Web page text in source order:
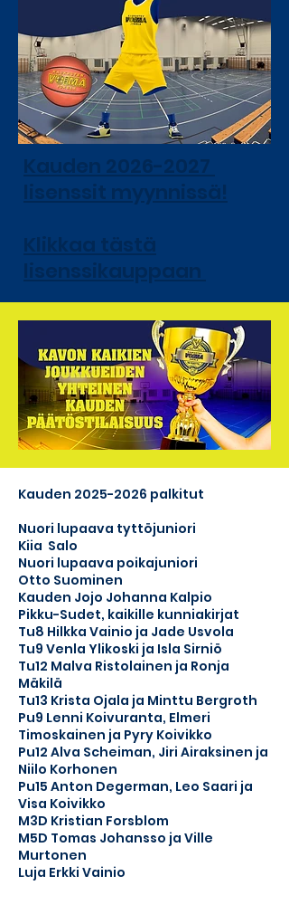
Kauden 2026-2027
lisenssit myynnissä!
Klikkaa tästä
lisenssikauppaan
Kauden 2025-2026 palkitut
Nuori lupaava tyttöjuniori
Kiia Salo
Nuori lupaava poikajuniori
Otto Suominen
Kauden Jojo Johanna Kalpio
Pikku-Sudet, kaikille kunniakirjat
Tu8 Hilkka Vainio ja Jade Usvola
Tu9 Venla Ylikoski ja Isla Sirniö
Tu12 Malva Ristolainen ja Ronja
Mäkilä
Tu13 Krista Ojala ja Minttu Bergroth
Pu9 Lenni Koivuranta, Elmeri
Timoskainen ja Pyry Koivikko
Pu12 Alva Scheiman, Jiri Airaksinen ja
Niilo Korhonen
Pu15 Anton Degerman, Leo Saari ja
Visa Koivikko
M3D Kristian Forsblom
M5D Tomas Johansso ja Ville
Murtonen
Luja Erkki Vainio